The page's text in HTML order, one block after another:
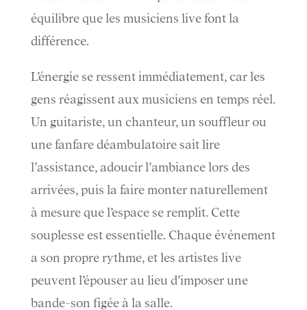
équilibre que les musiciens live font la
différence.
L’énergie se ressent immédiatement, car les
gens réagissent aux musiciens en temps réel.
Un guitariste, un chanteur, un souffleur ou
une fanfare déambulatoire sait lire
l’assistance, adoucir l’ambiance lors des
arrivées, puis la faire monter naturellement
à mesure que l’espace se remplit. Cette
souplesse est essentielle. Chaque événement
a son propre rythme, et les artistes live
peuvent l’épouser au lieu d’imposer une
bande-son figée à la salle.